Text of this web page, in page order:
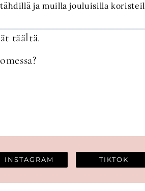
ja muilla jouluisilla
täältä.
INSTAGRAM TIKTOK